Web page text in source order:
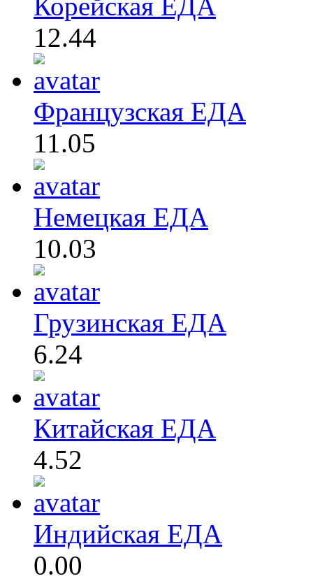
12.44
Французская ЕДА
11.05
Немецкая ЕДА
10.03
Грузинская ЕДА
6.24
Китайская ЕДА
4.52
Индийская ЕДА
0.00